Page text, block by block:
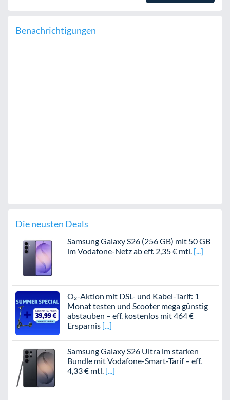
Benachrichtigungen
Die neusten Deals
Samsung Galaxy S26 (256 GB) mit 50 GB
im Vodafone-Netz ab eff. 2,35 € mtl.
O₂-Aktion mit DSL- und Kabel-Tarif: 1
Monat testen und Scooter mega günstig
abstauben – eff. kostenlos mit 464 €
Ersparnis
Samsung Galaxy S26 Ultra im starken
Bundle mit Vodafone-Smart-Tarif – eff.
4,33 € mtl.